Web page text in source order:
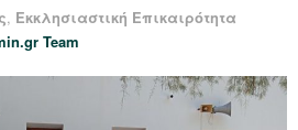
, Εκκλησιαστική Επικαιρότητα
Team